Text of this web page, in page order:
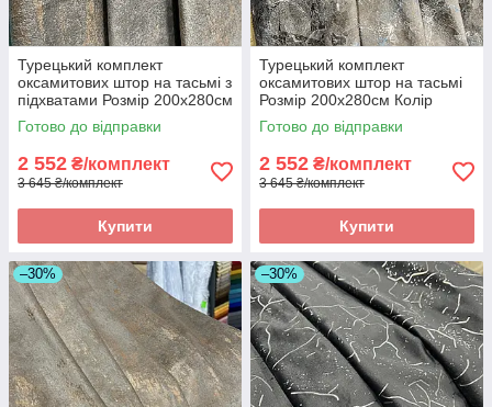
Турецький комплект
оксамитових штор на тасьмі з
підхватами Розмір 200х280см
Колір Капучіно
Готово до відправки
2 552 ₴/комплект
3 645 ₴/комплект
Купити
Турецький комплект
оксамитових штор на тасьмі
Розмір 200х280см Колір
Шоколад
Готово до відправки
2 552 ₴/комплект
3 645 ₴/комплект
Купити
–30% –30%